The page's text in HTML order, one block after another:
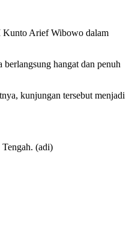
Kunto Arief Wibowo dalam
hangat dan penuh
kunjungan tersebut menjadi
(adi)